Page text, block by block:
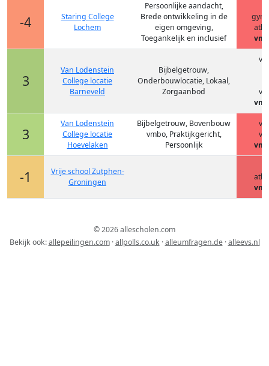
-4
Staring College
Lochem
Persoonlijke aandacht,
Brede ontwikkeling in de
eigen omgeving,
Toegankelijk en inclusief
3
Van Lodenstein
College locatie
Barneveld
Bijbelgetrouw,
Onderbouwlocatie, Lokaal,
Zorgaanbod
3
Van Lodenstein
College locatie
Hoevelaken
Bijbelgetrouw, Bovenbouw
vmbo, Praktijkgericht,
Persoonlijk
-1
Vrije school Zutphen-
Groningen
© 2026 allescholen.com
Bekijk ook:allepeilingen.com·allpolls.co.uk ·alleumfragen.de·alleevs.nl